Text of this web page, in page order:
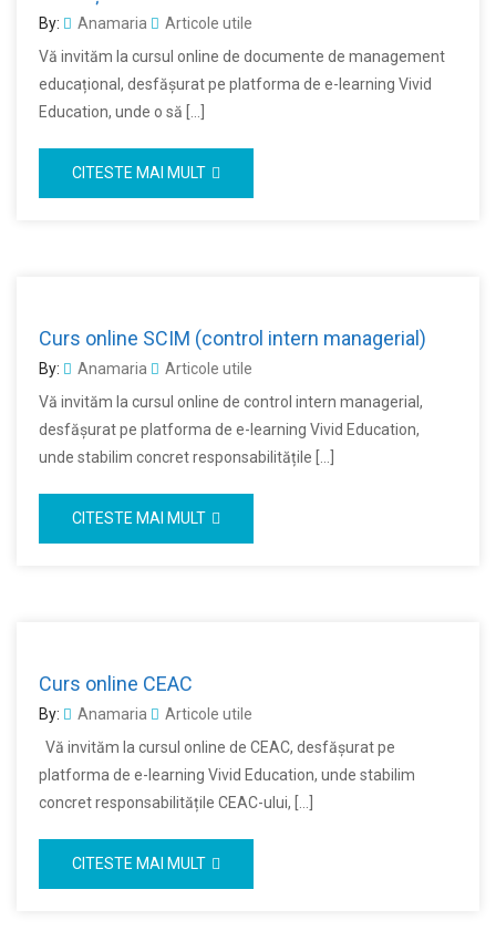
By: Anamaria
Articole utile
Vă invităm la cursul online de documente de management
educațional, desfășurat pe platforma de e-learning Vivid
Education, unde o să […]
CITESTE MAI MULT
Curs online SCIM (control intern managerial)
By: Anamaria
Articole utile
Vă invităm la cursul online de control intern managerial,
desfășurat pe platforma de e-learning Vivid Education,
unde stabilim concret responsabilitățile […]
CITESTE MAI MULT
Curs online CEAC
By: Anamaria
Articole utile
Vă invităm la cursul online de CEAC, desfășurat pe
platforma de e-learning Vivid Education, unde stabilim
concret responsabilitățile CEAC-ului, […]
CITESTE MAI MULT